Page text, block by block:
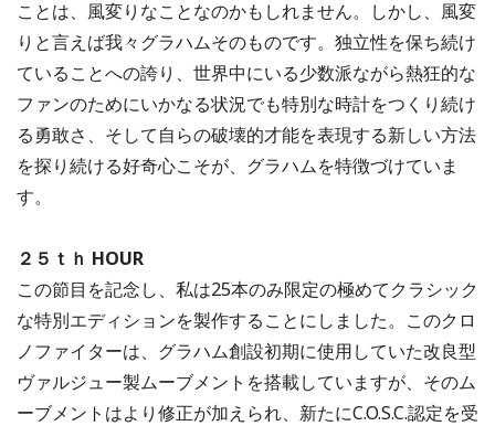
ことは、風変りなことなのかもしれません。しかし、風変
りと言えば我々グラハムそのものです。独立性を保ち続け
ていることへの誇り、世界中にいる少数派ながら熱狂的な
ファンのためにいかなる状況でも特別な時計をつくり続け
る勇敢さ、そして自らの破壊的才能を表現する新しい方法
を探り続ける好奇心こそが、グラハムを特徴づけていま
す。
２５ｔｈ HOUR
この節目を記念し、私は25本のみ限定の極めてクラシック
な特別エディションを製作することにしました。このクロ
ノファイターは、グラハム創設初期に使用していた改良型
ヴァルジュー製ムーブメントを搭載していますが、そのム
ーブメントはより修正が加えられ、新たにC.O.S.C.認定を受